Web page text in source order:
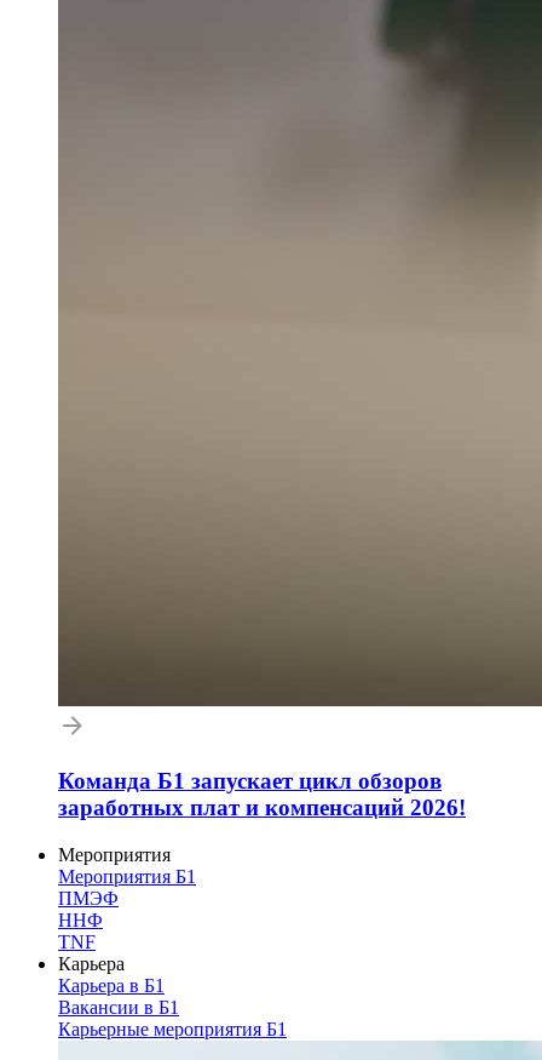
Команда Б1 запускает цикл обзоров
заработных плат и компенсаций 2026!
Мероприятия
Мероприятия Б1
ПМЭФ
ННФ
TNF
Карьера
Карьера в Б1
Вакансии в Б1
Карьерные мероприятия Б1